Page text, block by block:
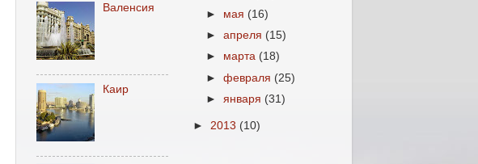
Валенсия
Каир
► мая (16)
►апреля (15)
► марта (18)
►февраля (25)
►января (31)
► 2013 (10)